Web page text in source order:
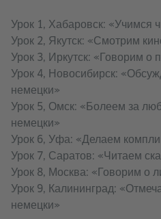
Урок 1, Хабаровск: «Учимся
Урок 2, Якутск: «Смотрим
Урок 3, Иркутск: «Говорим о
Урок 4, Новосибирск:
немецки»
Урок 5, Омск: «Болеем за
немецки»
Урок 6, Уфа: «Делаем
Урок 7, Саратов: «Читаем
Урок 8, Москва: «Говорим о
Урок 9, Калининград:
немецки»